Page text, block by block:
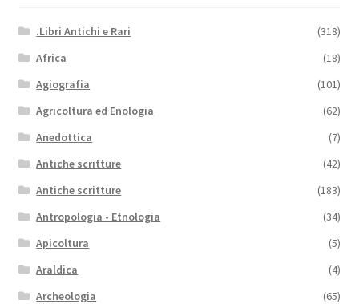
.Libri Antichi e Rari
(318)
Africa
(18)
Agiografia
(101)
Agricoltura ed Enologia
(62)
Anedottica
(7)
Antiche scritture
(42)
Antiche scritture
(183)
Antropologia - Etnologia
(34)
Apicoltura
(5)
Araldica
(4)
Archeologia
(65)